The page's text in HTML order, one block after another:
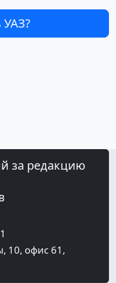
УАЗ?
за редакцию
10, офис 61,